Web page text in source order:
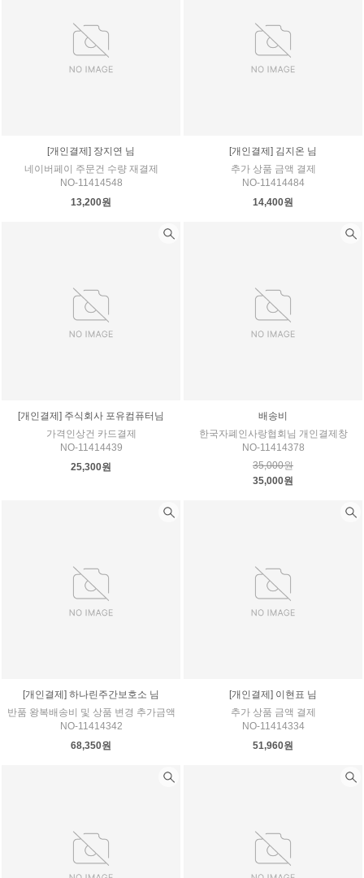
[개인결제] 장지연 님
네이버페이 주문건 수량 재결제
NO-11414548
13,200원
[개인결제] 김지온 님
추가 상품 금액 결제
NO-11414484
14,400원
[개인결제] 주식회사 포유컴퓨터님
가격인상건 카드결제
NO-11414439
25,300원
배송비
한국자폐인사랑협회님 개인결제창
NO-11414378
35,000원
35,000원
[개인결제] 하나린주간보호소 님
반품 왕복배송비 및 상품 변경 추가금액
NO-11414342
68,350원
[개인결제] 이현표 님
추가 상품 금액 결제
NO-11414334
51,960원